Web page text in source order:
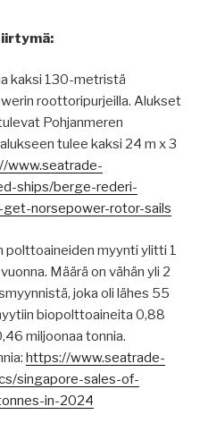
kaksi 130-metristä
roottoripurjeilla. Alukset
Pohjanmeren
tulee kaksi 24 m x 3
www.seatrade-
ships/berge-rederi-
norsepower-rotor-sails
myynti ylitti 1
Määrä on vähän yli 2
joka oli lähes 55
biopolttoaineita 0,88
miljoonaa tonnia.
https://www.seatrade-
singapore-sales-of-
in-2024